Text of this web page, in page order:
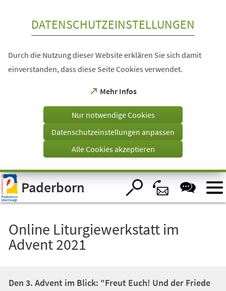
Visuelle
Assistenzsoftware
öffnen.
DATENSCHUTZEINSTELLUNGEN
Durch die Nutzung dieser Website erklären Sie sich damit
einverstanden, dass diese Seite Cookies verwendet.
Mehr Infos
(Öffnet
einem
Tab)
Nur notwendige Cookies
Datenschutzeinstellungen anpassen
Alle Cookies akzeptieren
Paderborn
Online Liturgiewerkstatt im
Advent 2021
Den 3. Advent im Blick: "Freut Euch! Und der Friede